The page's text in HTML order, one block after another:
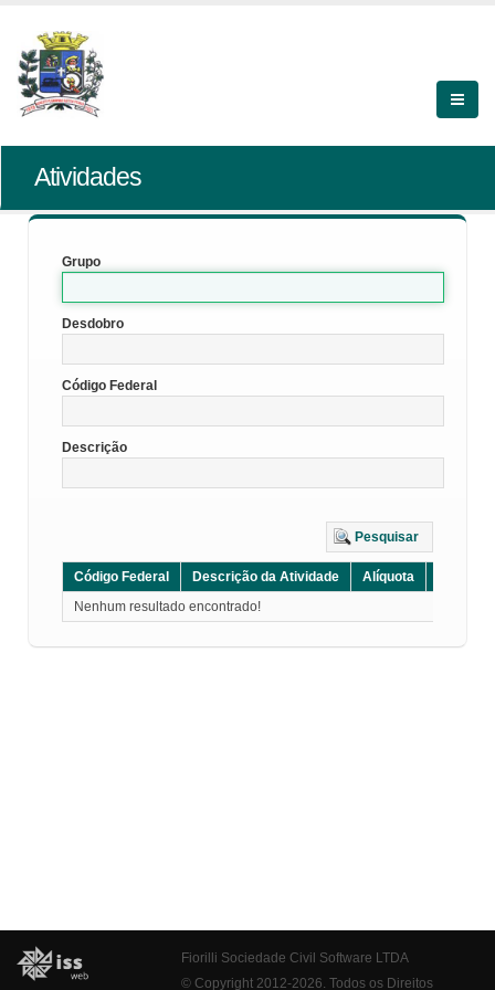
Atividades
Grupo
Desdobro
Código Federal
Descrição
Pesquisar
Código Federal Descrição da Atividade Alíquota
Nenhum resultado encontrado!
Fiorilli Sociedade Civil Software LTDA
© Copyright 2012-2026. Todos os Direitos